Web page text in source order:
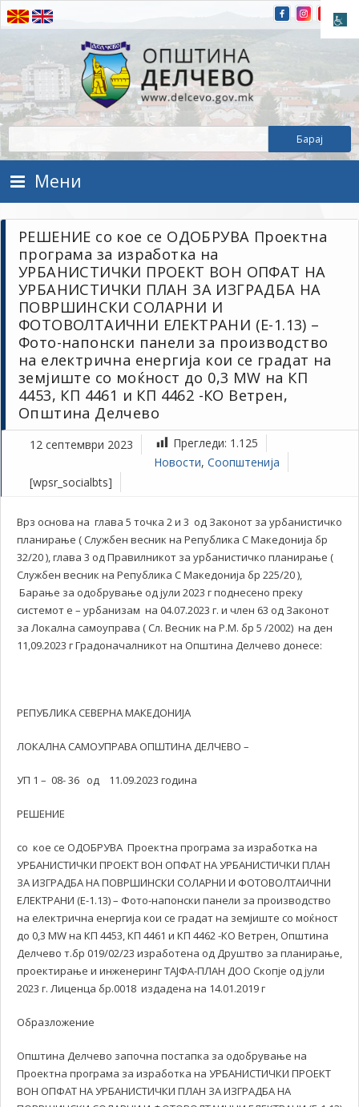
Прескокнете на содржината
Општина Делчево
Општина Делчево
Мени
РЕШЕНИЕ со кое се ОДОБРУВА Проектна
програма за изработка на
УРБАНИСТИЧКИ ПРОЕКТ ВОН ОПФАТ НА
УРБАНИСТИЧКИ ПЛАН ЗА ИЗГРАДБА НА
ПОВРШИНСКИ СОЛАРНИ И
ФОТОВОЛТАИЧНИ ЕЛЕКТРАНИ (Е-1.13) –
Фото-напонски панели за производство
на електрична енергија кои се градат на
земјиште со моќност до 0,3 MW на КП
4453, КП 4461 и КП 4462 -КО Ветрен,
Општина Делчево
12 септември 2023 Прегледи: 1.125
Новости, Соопштенија
[wpsr_socialbts]
Врз основа на глава 5 точка 2 и 3 од Законот за урбанистичко
планирање ( Службен весник на Република С Македонија бр
32/20 ), глава 3 од Правилникот за урбанистичко планирање (
Службен весник на Република С Македонија бр 225/20 ),
Барање за одобрување од јули 2023 г поднесено преку
системот е – урбанизам на 04.07.2023 г. и член 63 од Законот
за Локална самоуправа ( Сл. Весник на Р.М. бр 5 /2002) на ден
11,09.2023 г Градоначалникот на Општина Делчево донесе:
РЕПУБЛИКА СЕВЕРНА МАКЕДОНИЈА
ЛОКАЛНА САМОУПРАВА ОПШТИНА ДЕЛЧЕВО –
УП 1 – 08- 36 од 11.09.2023 година
РЕШЕНИЕ
со кое се ОДОБРУВА Проектна програма за изработка на
УРБАНИСТИЧКИ ПРОЕКТ ВОН ОПФАТ НА УРБАНИСТИЧКИ ПЛАН
ЗА ИЗГРАДБА НА ПОВРШИНСКИ СОЛАРНИ И ФОТОВОЛТАИЧНИ
ЕЛЕКТРАНИ (Е-1.13) – Фото-напонски панели за производство
на електрична енергија кои се градат на земјиште со моќност
до 0,3 MW на КП 4453, КП 4461 и КП 4462 -КО Ветрен, Општина
Делчево т.бр 019/02/23 изработена од Друштво за планирање,
проектирање и инженеринг ТАЈФА-ПЛАН ДОО Скопје од јули
2023 г. Лиценца бр.0018 издадена на 14.01.2019 г
Образложение
Општина Делчево започна постапка за одобрување на
Проектна програма за изработка на УРБАНИСТИЧКИ ПРОЕКТ
ВОН ОПФАТ НА УРБАНИСТИЧКИ ПЛАН ЗА ИЗГРАДБА НА